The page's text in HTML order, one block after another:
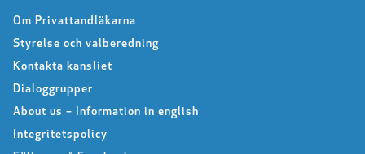
Om Privattandläkarna
Styrelse och valberedning
Kontakta kansliet
Dialoggrupper
About us – Information in english
Integritetspolicy